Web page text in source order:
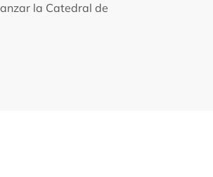
la Catedral de